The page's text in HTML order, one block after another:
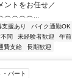
ントをお任せ／
支援あり バイク通勤OK
問 未経験者歓迎 午前
費支給 長期歓迎
・パート